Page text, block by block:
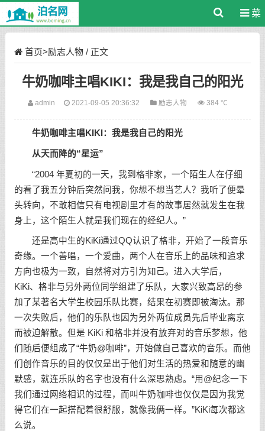
菜
首页>励志人物/ 正文
牛奶咖啡主唱KIKI：我是我自己的阳光
admin 2021-09-05 20:36:32 励志人物 384 ℃
牛奶咖啡主唱KIKI：我是我自己的阳光
从天而降的“星运”
“2004 年夏初的一天，我到格非家，一个陌生人在仔细
的看了我五分钟后突然问我，你想不想当艺人？我听了便晕
头转向，不敢相信只有电视剧里才有的故事居然就发生在我
身上，这个陌生人就是我们现在的经纪人。”
还是高中生的KiKi通过QQ认识了格非，开始了一段音乐
奇缘。一个善唱，一个爱曲，两个人在音乐上的品味和追求
方向也极为一致，自然将对方引为知己。进入大学后，
KiKi、格非与另外两位同学组建了乐队，大家兴致高昂的参
加了某著名大学生校园乐队比赛，结果在初赛即被淘汰。那
一次失败后，他们的乐队也因为另外两位成员先后毕业离京
而被迫解散。但是 KiKi 和格非并没有放弃对的音乐梦想，他
们随后便组成了“牛奶@咖啡”，开始做自己喜欢的音乐。而他
们创作音乐的目的仅仅是出于他们对生活的热爱和随意的幽
默感，就连乐队的名字也没有什么深思熟虑。“用@纪念一下
我们通过网络相识的过程，而叫牛奶咖啡也仅仅是因为我觉
得它们在一起搭配着很舒服，就像我俩一样。”KiKi每次都这
么说。